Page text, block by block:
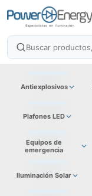
Antiexplosivos
Plafones LED
Equipos de
emergencia
Iluminación Solar